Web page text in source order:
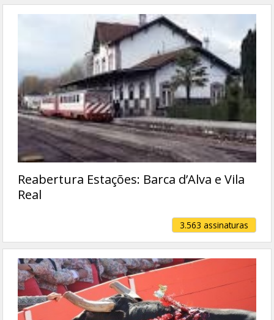
Reabertura Estações: Barca d’Alva e Vila
Real
3.563 assinaturas